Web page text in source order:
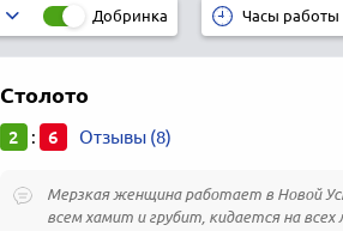
Добринка Часы работы
Столото
2 : 6 Отзывы (8)
Мерзкая женщина работает в Новой
всем хамит и грубит, кидается на